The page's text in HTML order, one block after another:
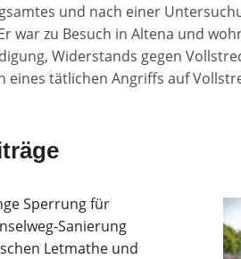
und nach einer
war zu Besuch in Altena und
Widerstands gegen
eines tätlichen Angriffs auf
Sperrung für
Sanierung
Letmathe und